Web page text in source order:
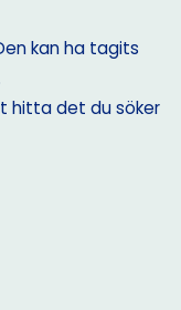
kan ha tagits
hitta det du söker